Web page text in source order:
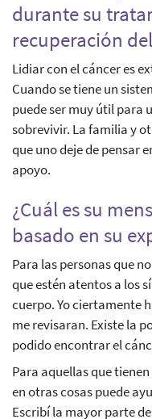
durante su
recuperación
Lidiar con el cáncer es
Cuando se tiene un
puede ser muy útil para
sobrevivir. La familia y
que uno deje de pensar
apoyo.
¿Cuál es su
basado en su
Para las personas que
que estén atentos a los
cuerpo. Yo ciertamente
me revisaran. Existe la
podido encontrar el
Para aquellas que
en otras cosas puede
Escribí la mayor parte